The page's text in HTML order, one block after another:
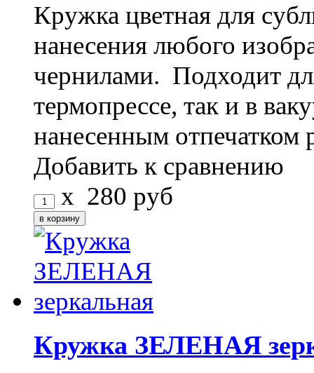
Кружка цветная для
нанесения любого
чернилами. Подходит
термопрессе, так и в
нанесенным
Добавить к сравнению
x 280 руб
Кружка ЗЕЛЕНАЯ